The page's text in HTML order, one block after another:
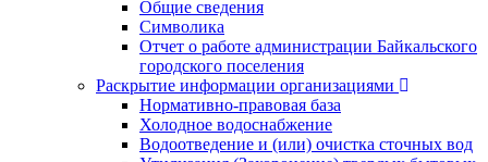
Общие сведения
Символика
Отчет о работе администрации Байкальского
городского поселения
Раскрытие информации организациями
Нормативно-правовая база
Холодное водоснабжение
Водоотведение и (или) очистка сточных вод